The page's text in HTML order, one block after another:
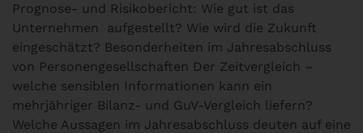
Prognose- und Risikobericht: Wie gut ist das
Unternehmen aufgestellt? Wie wird die Zukunft
eingeschätzt? Besonderheiten im Jahresabschluss
von Personengesellschaften Der Zeitvergleich –
welche sensiblen Informationen kann ein
mehrjähriger Bilanz- und GuV-Vergleich liefern?
Welche Aussagen im Jahresabschluss deuten auf eine